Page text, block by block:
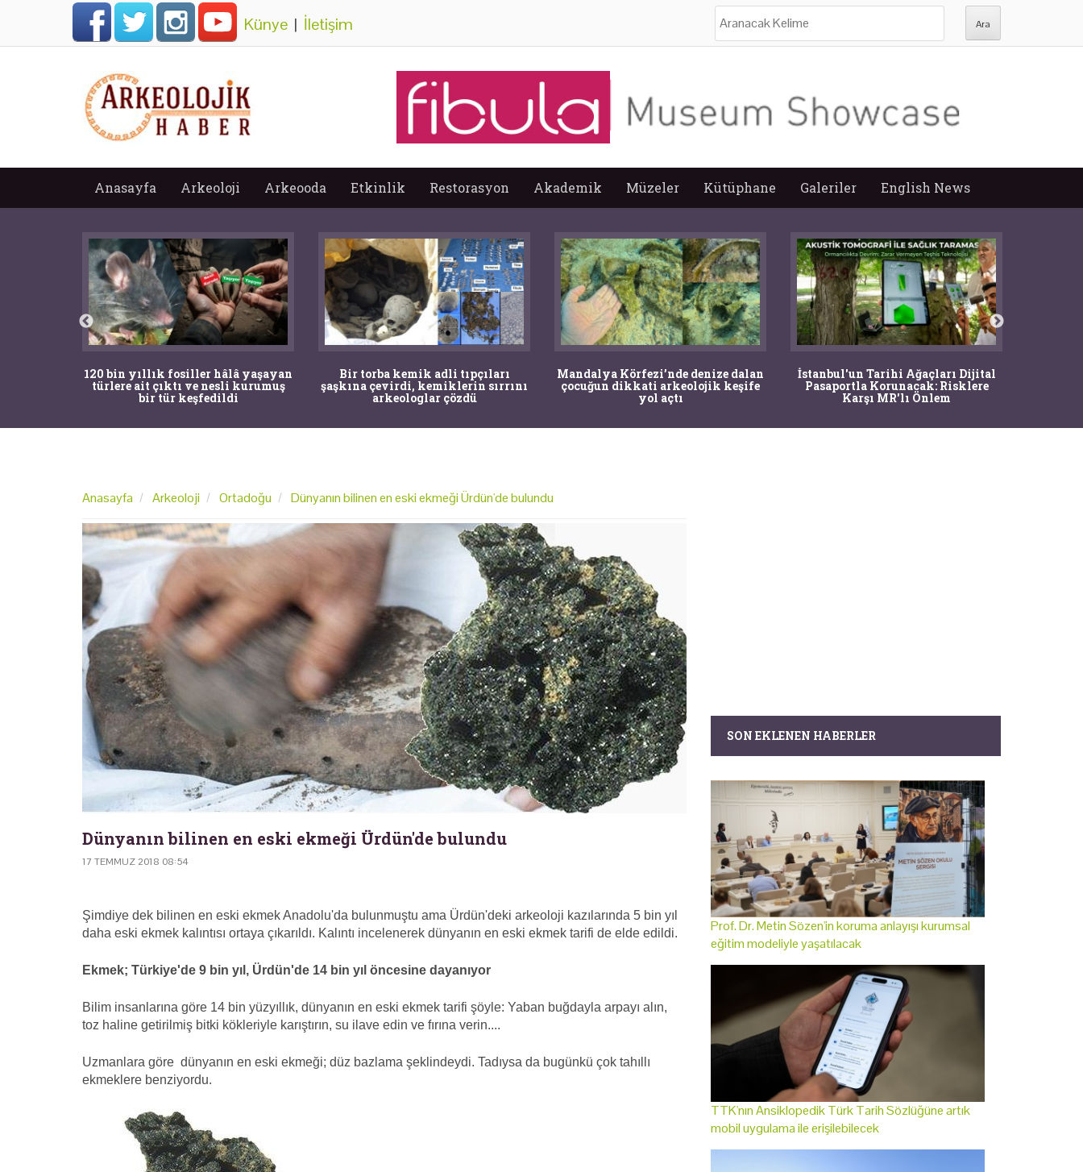
Künye | İletişim
Anasayfa Arkeoloji Arkeooda Etkinlik Restorasyon Akademik Müzeler Kütüphane Galeriler English News
120 bin yıllık fosiller hâlâ yaşayan
türlere ait çıktı ve nesli kurumuş
bir tür keşfedildi
Bir torba kemik adli tıpçıları
şaşkına çevirdi, kemiklerin sırrını
arkeologlar çözdü
Mandalya Körfezi’nde denize dalan
çocuğun dikkati arkeolojik keşife
yol açtı
İstanbul'un Tarihi Ağaçları Dijital
Pasaportla Korunacak: Risklere
Karşı MR'lı Önlem
Anasayfa Arkeoloji Ortadoğu Dünyanın bilinen en eski ekmeği Ürdün'de bulundu
Dünyanın bilinen en eski ekmeği Ürdün'de bulundu
17 TEMMUZ 2018 08:54
Şimdiye dek bilinen en eski ekmek Anadolu'da bulunmuştu ama Ürdün'deki arkeoloji kazılarında 5 bin yıl
daha eski ekmek kalıntısı ortaya çıkarıldı. Kalıntı incelenerek dünyanın en eski ekmek tarifi de elde edildi.
Ekmek; Türkiye'de 9 bin yıl, Ürdün'de 14 bin yıl öncesine dayanıyor
Bilim insanlarına göre 14 bin yüzyıllık, dünyanın en eski ekmek tarifi şöyle: Yaban buğdayla arpayı alın,
toz haline getirilmiş bitki kökleriyle karıştırın, su ilave edin ve fırına verin....
Uzmanlara göre dünyanın en eski ekmeği; düz bazlama şeklindeydi. Tadıysa da bugünkü çok tahıllı
ekmeklere benziyordu.
SON EKLENEN HABERLER
Prof. Dr. Metin Sözen'in koruma anlayışı kurumsal
eğitim modeliyle yaşatılacak
TTK'nın Ansiklopedik Türk Tarih Sözlüğüne artık
mobil uygulama ile erişilebilecek